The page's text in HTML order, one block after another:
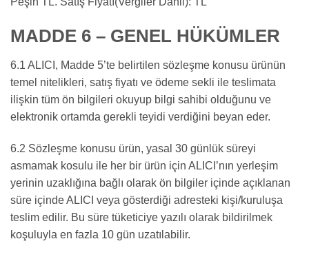
MADDE 6 – GENEL HÜKÜMLER
6.1 ALICI, Madde 5’te belirtilen sözleşme konusu ürünün
temel nitelikleri, satış fiyatı ve ödeme sekli ile teslimata
ilişkin tüm ön bilgileri okuyup bilgi sahibi olduğunu ve
elektronik ortamda gerekli teyidi verdiğini beyan eder.
6.2 Sözleşme konusu ürün, yasal 30 günlük süreyi
asmamak kosulu ile her bir ürün için ALICI’nın yerleşim
yerinin uzaklığına bağlı olarak ön bilgiler içinde açıklanan
süre içinde ALICI veya gösterdiği adresteki kişi/kuruluşa
teslim edilir. Bu süre tüketiciye yazılı olarak bildirilmek
koşuluyla en fazla 10 gün uzatılabilir.